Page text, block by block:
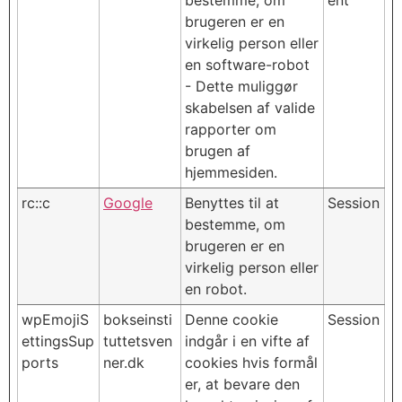
brugeren er en
virkelig person eller
en software-robot
- Dette muliggør
skabelsen af valide
rapporter om
brugen af
hjemmesiden.
rc::c Google
Benyttes til at
bestemme, om
brugeren er en
virkelig person eller
en robot.
Session
wpEmojiS
ettingsSup
ports
bokseinsti
tuttetsven
ner.dk
Denne cookie
indgår i en vifte af
cookies hvis formål
er, at bevare den
Session